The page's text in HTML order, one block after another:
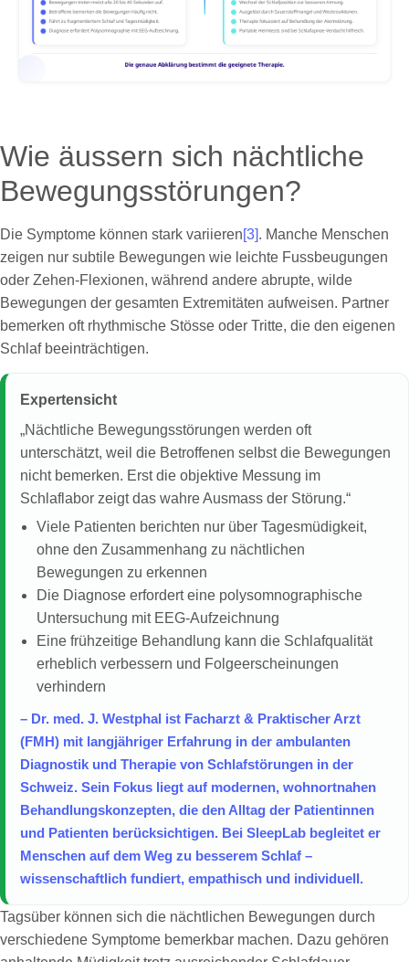
Wie äussern sich nächtliche
Bewegungsstörungen?
Die Symptome können stark variieren[3]. Manche Menschen
zeigen nur subtile Bewegungen wie leichte Fussbeugungen
oder Zehen-Flexionen, während andere abrupte, wilde
Bewegungen der gesamten Extremitäten aufweisen. Partner
bemerken oft rhythmische Stösse oder Tritte, die den eigenen
Schlaf beeinträchtigen.
Expertensicht
„Nächtliche Bewegungsstörungen werden oft
unterschätzt, weil die Betroffenen selbst die Bewegungen
nicht bemerken. Erst die objektive Messung im
Schlaflabor zeigt das wahre Ausmass der Störung.“
Viele Patienten berichten nur über Tagesmüdigkeit,
ohne den Zusammenhang zu nächtlichen
Bewegungen zu erkennen
Die Diagnose erfordert eine polysomnographische
Untersuchung mit EEG-Aufzeichnung
Eine frühzeitige Behandlung kann die Schlafqualität
erheblich verbessern und Folgeerscheinungen
verhindern
– Dr. med. J. Westphal ist Facharzt & Praktischer Arzt
(FMH) mit langjähriger Erfahrung in der ambulanten
Diagnostik und Therapie von Schlafstörungen in der
Schweiz. Sein Fokus liegt auf modernen, wohnortnahen
Behandlungskonzepten, die den Alltag der Patientinnen
und Patienten berücksichtigen. Bei SleepLab begleitet er
Menschen auf dem Weg zu besserem Schlaf –
wissenschaftlich fundiert, empathisch und individuell.
Tagsüber können sich die nächtlichen Bewegungen durch
verschiedene Symptome bemerkbar machen. Dazu gehören